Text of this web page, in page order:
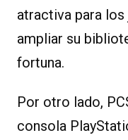
atractiva para
ampliar su
fortuna.
Por otro lado,
consola